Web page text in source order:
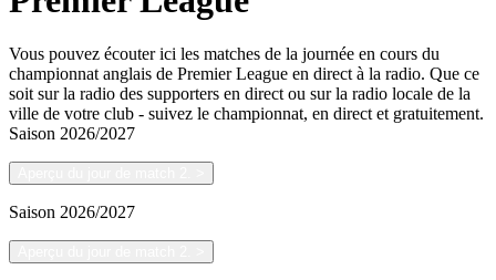
Vous pouvez écouter ici les matches de la journée en cours du
championnat anglais de Premier League en direct à la radio. Que ce
soit sur la radio des supporters en direct ou sur la radio locale de la
ville de votre club - suivez le championnat, en direct et gratuitement.
Saison 2026/2027
Saison 2026/2027